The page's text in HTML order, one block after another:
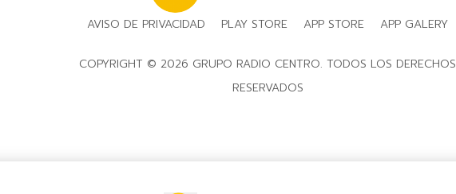
AVISO DE PRIVACIDAD PLAY STORE APP STORE APP GALERY
COPYRIGHT © 2026 GRUPO RADIO CENTRO. TODOS LOS DERECHOS
RESERVADOS